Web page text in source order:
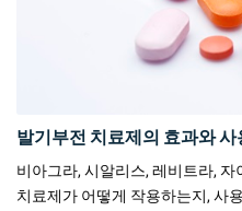
발기부전 치료제의 효과와 사
비아그라, 시알리스, 레비트라,
치료제가 어떻게 작용하는지, 사